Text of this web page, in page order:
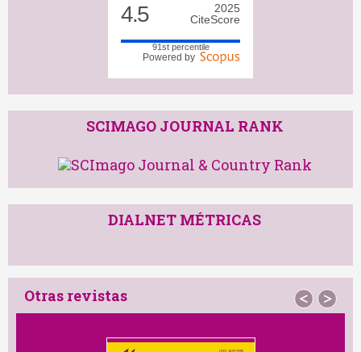
4.5
2025
CiteScore
91st percentile
Powered by
SCIMAGO JOURNAL RANK
DIALNET MÉTRICAS
Otras revistas < >